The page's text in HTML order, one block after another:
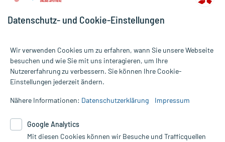
Alle Preise gelten inkl. MwSt., ggf. zzgl. Versandkosten
Informationen auf dieser Website werden ausschließlich für
die Untersuchung und Behandlung durch einen Arzt. Bitte
Therapien eingeleitet werden können. | Diese Webseite benutzt
Google Analytics. Lesen Sie bitte dazu die wichtigen Hinweise in
Datenschutz- und Cookie-Einstellungen
Wir verwenden Cookies um zu erfahren, wann Sie unsere Webseite
besuchen und wie Sie mit uns interagieren, um Ihre
Nutzererfahrung zu verbessern. Sie können Ihre Cookie-
Einstellungen jederzeit ändern.
Nähere Informationen: Datenschutzerklärung Impressum
Google Analytics
Mit diesen Cookies können wir Besuche und Trafficquellen